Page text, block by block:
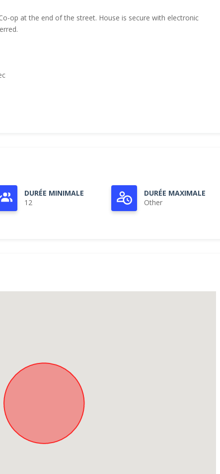
op at the end of the street. House is secure with electronic
DURÉE MINIMALE
12
DURÉE MAXIMALE
Other